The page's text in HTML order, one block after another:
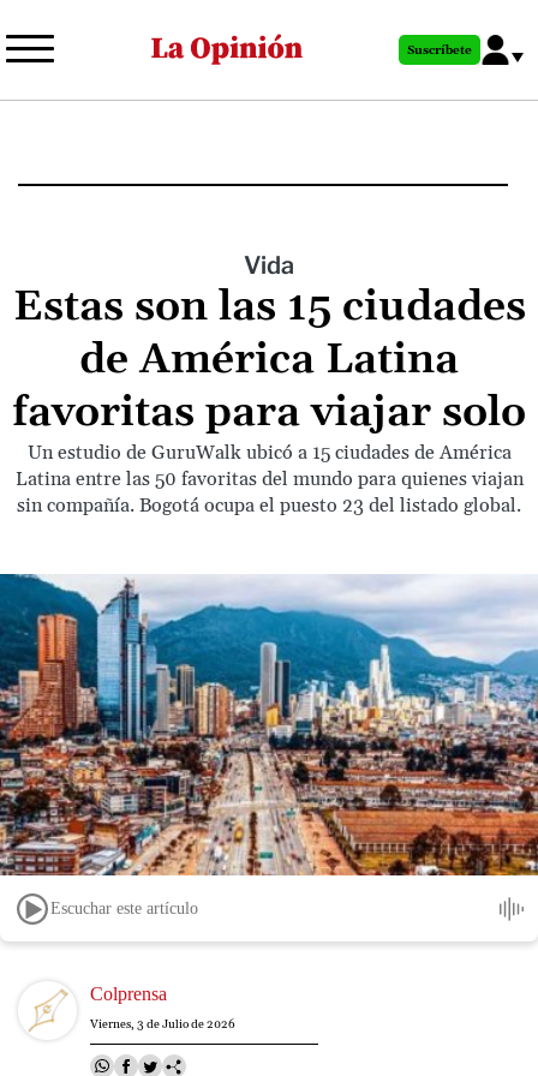
al
principal
Suscríbete
Vida
Estas son las 15 ciudades
de América Latina
favoritas para viajar solo
Un estudio de GuruWalk ubicó a 15 ciudades de América
Latina entre las 50 favoritas del mundo para quienes viajan
sin compañía. Bogotá ocupa el puesto 23 del listado global.
Escuchar este artículo
Image Colprensa
Viernes, 3 de Julio de 2026